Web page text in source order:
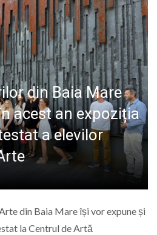
din Baia Mare
acest an expoziția
a elevilor
din Baia Mare își vor expune și
la Centrul de Artă